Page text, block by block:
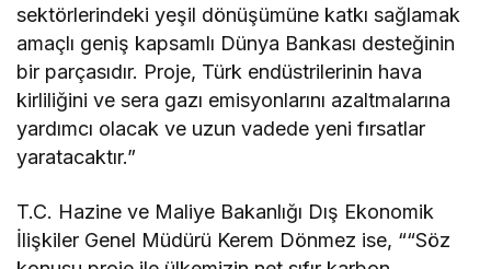
sektörlerindeki yeşil dönüşümüne katkı sağlamak
amaçlı geniş kapsamlı Dünya Bankası desteğinin
bir parçasıdır. Proje, Türk endüstrilerinin hava
kirliliğini ve sera gazı emisyonlarını azaltmalarına
yardımcı olacak ve uzun vadede yeni fırsatlar
yaratacaktır.”
T.C. Hazine ve Maliye Bakanlığı Dış Ekonomik
İlişkiler Genel Müdürü Kerem Dönmez ise, ““Söz